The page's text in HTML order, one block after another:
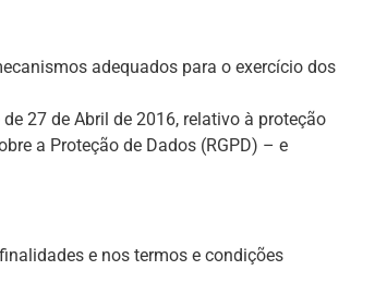
adequados para o exercício dos
27 de Abril de 2016, relativo à proteção
a Proteção de Dados (RGPD) – e
e nos termos e condições